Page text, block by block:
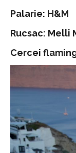
Palarie: H&M
Rucsac: Melli
Cercei